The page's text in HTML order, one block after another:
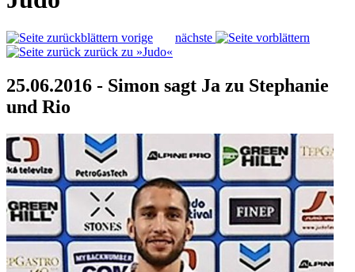
vorige
nächste
zurück zu »Judo«
25.06.2016 - Simon sagt Ja zu Stephanie
und Rio